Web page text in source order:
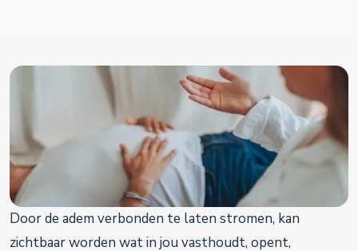
Door de adem verbonden te laten stromen, kan
zichtbaar worden wat in jou vasthoudt, opent,